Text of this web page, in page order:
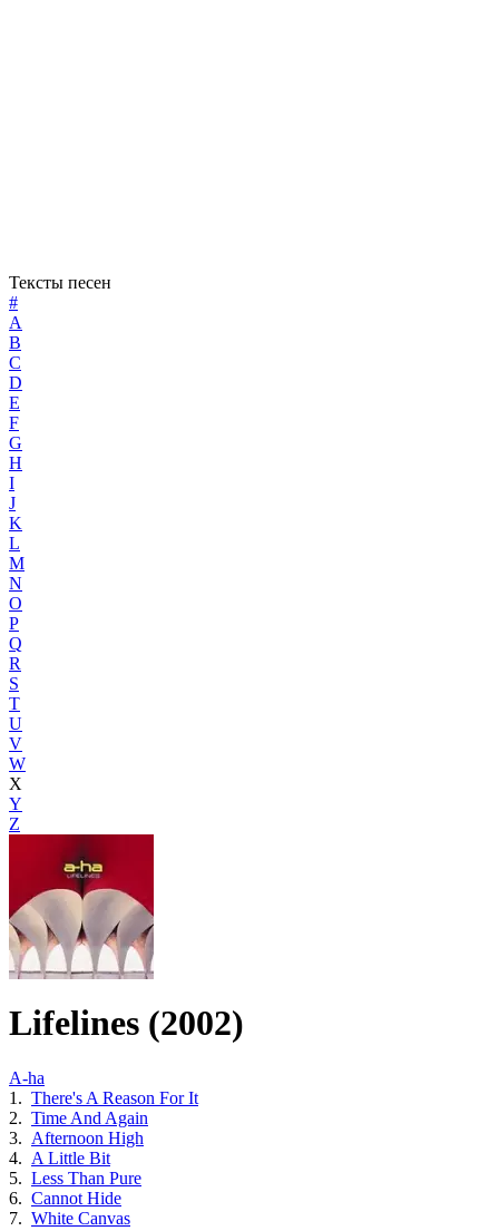
Тексты песен
#
A
B
C
D
E
F
G
H
I
J
K
L
M
N
O
P
Q
R
S
T
U
V
W
X
Y
Z
Lifelines (2002)
A-ha
1. There's A Reason For It
2. Time And Again
3. Afternoon High
4. A Little Bit
5. Less Than Pure
6. Cannot Hide
7. White Canvas